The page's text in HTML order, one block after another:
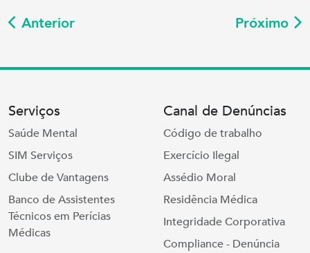
Anterior Próximo
Serviços
Saúde Mental
SIM Serviços
Clube de Vantagens
Banco de Assistentes
Técnicos em Perícias
Médicas
Canal de Denúncias
Código de trabalho
Exercício Ilegal
Assédio Moral
Residência Médica
Integridade Corporativa
Compliance - Denúncia